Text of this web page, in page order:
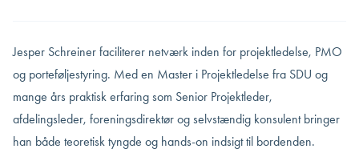
Jesper Schreiner faciliterer netværk inden for projektledelse, PMO
og porteføljestyring. Med en Master i Projektledelse fra SDU og
mange års praktisk erfaring som Senior Projektleder,
afdelingsleder, foreningsdirektør og selvstændig konsulent bringer
han både teoretisk tyngde og hands-on indsigt til bordenden.